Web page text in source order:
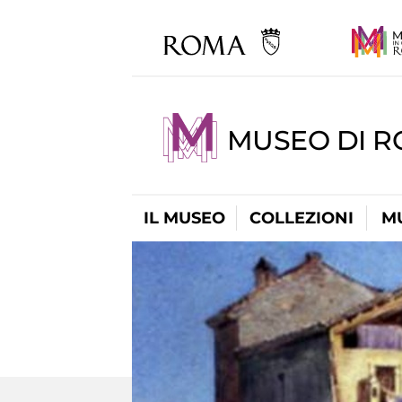
MUSEO DI
IL MUSEO COLLEZIONI